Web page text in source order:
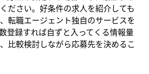
ださい。好条件の求人を紹介しても
転職エージェント独自のサービスを
登録すれば自ずと入ってくる情報量
比較検討しながら応募先を決めるこ